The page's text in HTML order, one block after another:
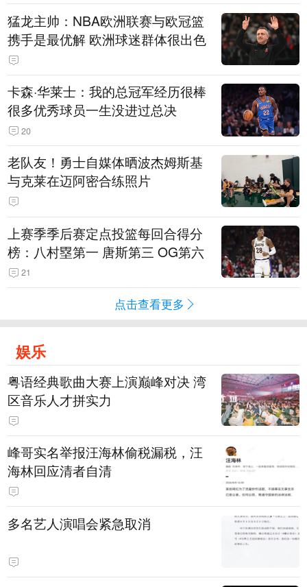
猛龙主帅：NBA欧洲联赛与欧冠篮
携手是最优解 欧洲球迷群体很出色
卡森·华莱士：我的总冠军经历很棒
很多优秀球员一生没进过总决
20
老队友！勇士自媒体晒波杰姆斯基
与克莱在迈阿密合练照片
上赛季季后赛定点投篮每回合得分
榜：八村塁第一 唐斯第三 OG第六
21
点击查看更多
娱乐
粤语经典歌曲大赛上演巅峰对决 湾
区音乐人才拼实力
峰哥实名举报汪海林偷税漏税，汪
海林回应清者自清
多名艺人演唱会紧急取消